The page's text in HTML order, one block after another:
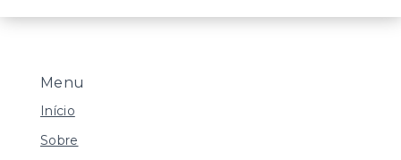
Menu
Início
Sobre